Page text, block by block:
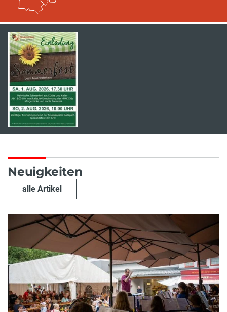
Neuigkeiten
alle Artikel